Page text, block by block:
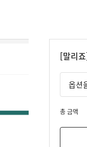
[말리
총 금액